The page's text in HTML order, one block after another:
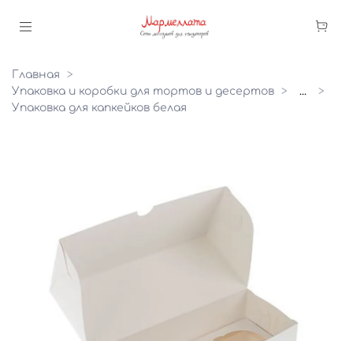
Главная
Упаковка и коробки для тортов и десертов
...
Упаковка для капкейков белая